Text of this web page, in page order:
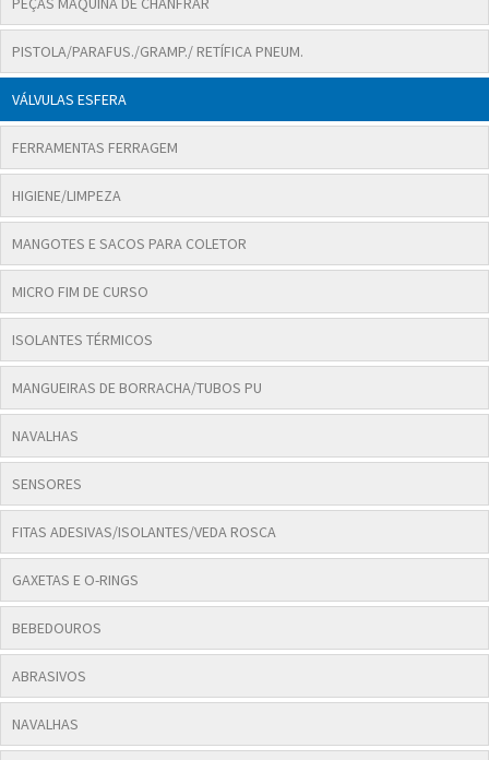
PISTOLA/PARAFUS./GRAMP./ RETÍFICA PNEUM.
VÁLVULAS ESFERA
FERRAMENTAS FERRAGEM
HIGIENE/LIMPEZA
MANGOTES E SACOS PARA COLETOR
MICRO FIM DE CURSO
ISOLANTES TÉRMICOS
MANGUEIRAS DE BORRACHA/TUBOS PU
NAVALHAS
SENSORES
FITAS ADESIVAS/ISOLANTES/VEDA ROSCA
GAXETAS E O-RINGS
BEBEDOUROS
ABRASIVOS
NAVALHAS